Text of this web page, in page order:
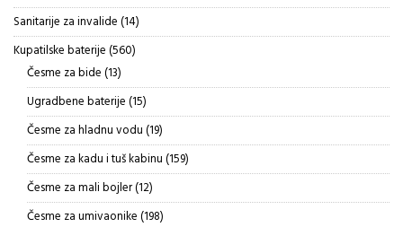
proizvoda
Sanitarije za invalide 1414
proizvoda
Kupatilske baterije 560560
Česme za bide 1313
proizvoda
Ugradbene baterije 1515
proizvoda
Česme za hladnu vodu 1919
proizvoda
Česme za kadu i tuš kabinu 159159
proizvoda
Česme za mali bojler 1212
proizvoda
Česme za umivaonike 198198